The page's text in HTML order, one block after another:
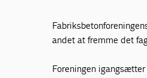
andet at fremme det
Foreningen